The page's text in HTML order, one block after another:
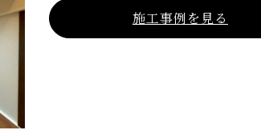
施工事例を見る